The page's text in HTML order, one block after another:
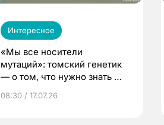
Интересное
«Мы все носители
мутаций»: томский генетик
— о том, что нужно знать до
08:30 / 17.07.26